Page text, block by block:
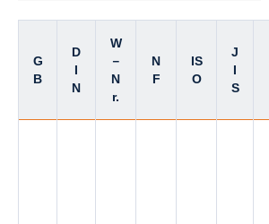
G
B
D
I
N
W
－
N
r.
N
F
IS
O
J
I
S